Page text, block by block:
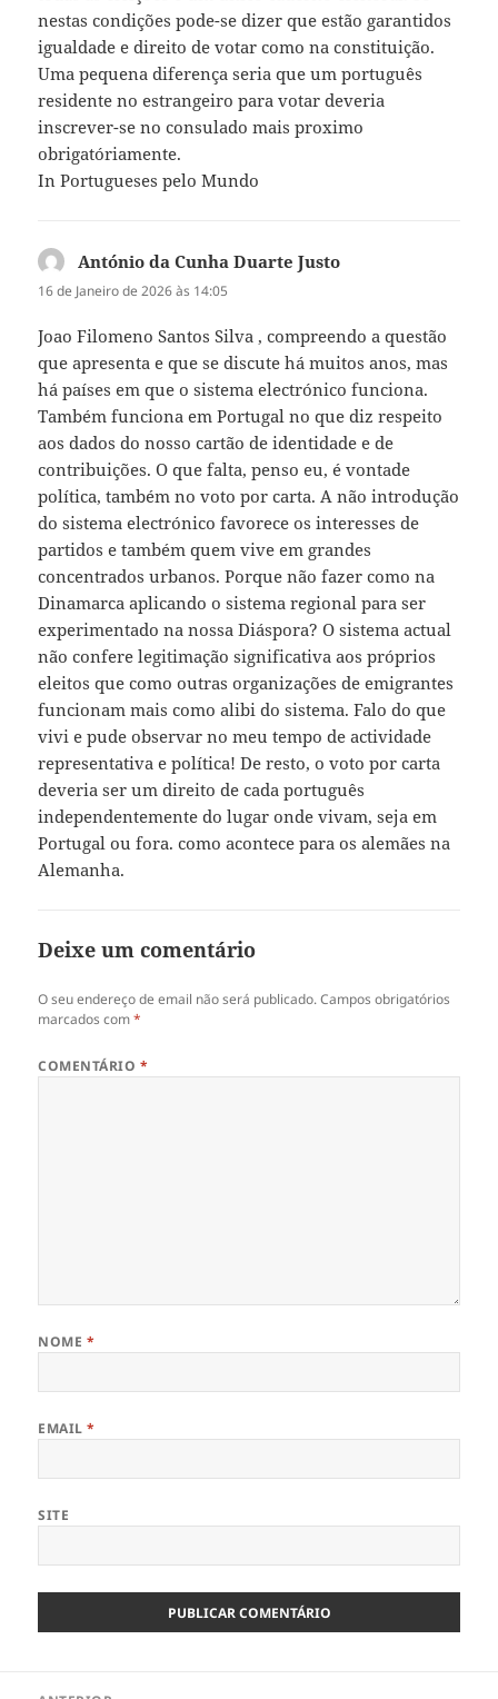
nestas condições pode-se dizer que estão garantidos
igualdade e direito de votar como na constituição.
Uma pequena diferença seria que um português
residente no estrangeiro para votar deveria
inscrever-se no consulado mais proximo
obrigatóriamente.
In Portugueses pelo Mundo
António da Cunha Duarte Justo
16 de Janeiro de 2026 às 14:05
Joao Filomeno Santos Silva , compreendo a questão
que apresenta e que se discute há muitos anos, mas
há países em que o sistema electrónico funciona.
Também funciona em Portugal no que diz respeito
aos dados do nosso cartão de identidade e de
contribuições. O que falta, penso eu, é vontade
política, também no voto por carta. A não introdução
do sistema electrónico favorece os interesses de
partidos e também quem vive em grandes
concentrados urbanos. Porque não fazer como na
Dinamarca aplicando o sistema regional para ser
experimentado na nossa Diáspora? O sistema actual
não confere legitimação significativa aos próprios
eleitos que como outras organizações de emigrantes
funcionam mais como alibi do sistema. Falo do que
vivi e pude observar no meu tempo de actividade
representativa e política! De resto, o voto por carta
deveria ser um direito de cada português
independentemente do lugar onde vivam, seja em
Portugal ou fora. como acontece para os alemães na
Alemanha.
Deixe um comentário
O seu endereço de email não será publicado. Campos obrigatórios
marcados com*
COMENTÁRIO *
NOME *
EMAIL*
SITE